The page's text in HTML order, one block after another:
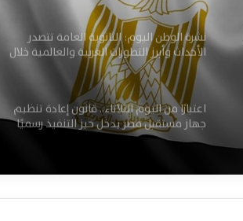
نشرة الوطن اليوم: الثانوية العامة تتصدر
الأحداث وأبرز التطورات العربية والعالمية خلال
24 ساعة
اعتبارًا من اليوم الثلاثاء.. قانون إعادة تنظيم
جهاز مستقبل مصر يدخل حيز التنفيذ رسميًا
السيسي يتابع رقمنة تراث ماسبيرو ويوجه
بتطوير الإعلام المصري وفق أحدث التقنيات